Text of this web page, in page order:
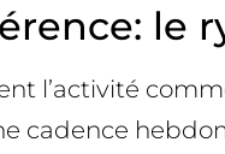
le
l’activité
cadence